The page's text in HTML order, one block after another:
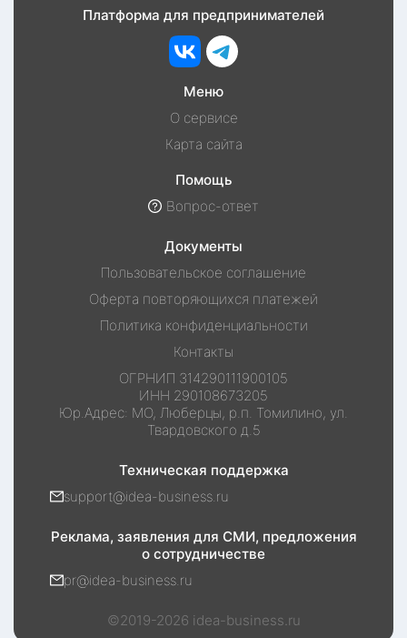
Платформа для предпринимателей
Меню
О сервисе
Карта сайта
Помощь
Вопрос-ответ
Документы
Пользовательское соглашение
Оферта повторяющихся платежей
Политика конфиденциальности
Контакты
ОГРНИП 314290111900105
ИНН 290108673205
Юр.Адрес: МО, Люберцы, р.п. Томилино, ул.
Твардовского д.5
Техническая поддержка
support@idea-business.ru
Реклама, заявления для СМИ, предложения
о сотрудничестве
pr@idea-business.ru
©2019-2026 idea-business.ru